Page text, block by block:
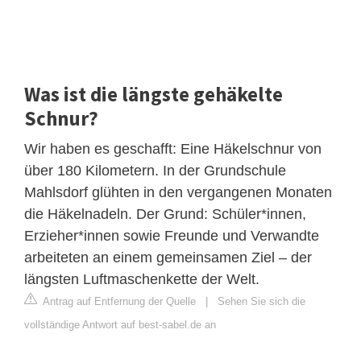
Was ist die längste gehäkelte
Schnur?
Wir haben es geschafft: Eine Häkelschnur von
über 180 Kilometern. In der Grundschule
Mahlsdorf glühten in den vergangenen Monaten
die Häkelnadeln. Der Grund: Schüler*innen,
Erzieher*innen sowie Freunde und Verwandte
arbeiteten an einem gemeinsamen Ziel – der
längsten Luftmaschenkette der Welt.
Antrag auf Entfernung der Quelle | Sehen Sie sich die
vollständige Antwort auf best-sabel.de an